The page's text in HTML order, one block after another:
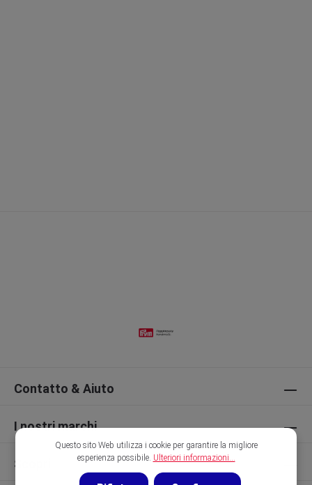
Contatto & Aiuto
I nostri marchi
Scopri
Questo sito Web utilizza i cookie per garantire la migliore
esperienza possibile. Ulteriori informazioni...